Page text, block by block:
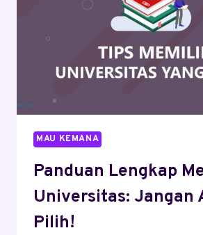
MAU KEMANA
Panduan Lengkap
Universitas: Jangan
Pilih!